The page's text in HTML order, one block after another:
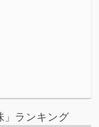
」ランキング